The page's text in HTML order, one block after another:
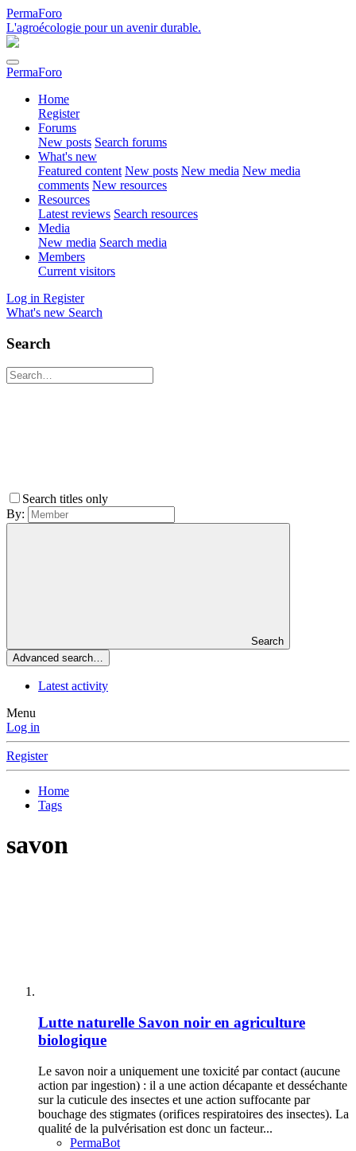
PermaForo
L'agroécologie pour un avenir durable.
PermaForo
Home
Register
Forums
New posts Search forums
What's new
Featured content New posts New media New media
comments New resources
Resources
Latest reviews Search resources
Media
New media Search media
Members
Current visitors
Log in Register
What's new Search
Search
Search titles only
By:
Search
Advanced search…
Latest activity
Menu
Log in
Register
Home
Tags
savon
Lutte naturelle Savon noir en agriculture
biologique
Le savon noir a uniquement une toxicité par contact (aucune
action par ingestion) : il a une action décapante et desséchante
sur la cuticule des insectes et une action suffocante par
bouchage des stigmates (orifices respiratoires des insectes). La
qualité de la pulvérisation est donc un facteur...
PermaBot